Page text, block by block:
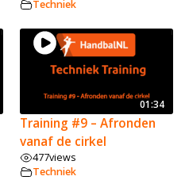
Techniek
01:34
Training #9 – Afronden
vanaf de cirkel
477views
Techniek